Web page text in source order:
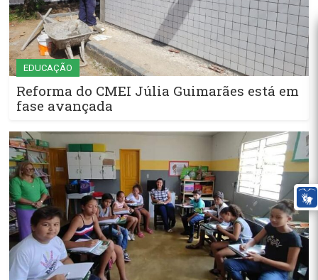
EDUCAÇÃO
Reforma do CMEI Júlia Guimarães está em
fase avançada